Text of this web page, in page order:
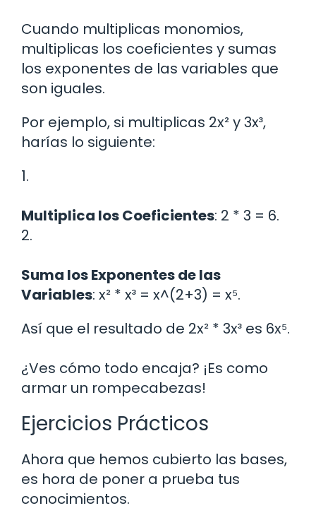
Cuando multiplicas monomios,
multiplicas los coeficientes y sumas
los exponentes de las variables que
son iguales.
Por ejemplo, si multiplicas 2x² y 3x³,
harías lo siguiente:
1.
Multiplica los Coeficientes: 2 * 3 = 6.
2.
Suma los Exponentes de las
Variables: x² * x³ = x^(2+3) = x⁵.
Así que el resultado de 2x² * 3x³ es 6x⁵.
¿Ves cómo todo encaja? ¡Es como
armar un rompecabezas!
Ejercicios Prácticos
Ahora que hemos cubierto las bases,
es hora de poner a prueba tus
conocimientos.